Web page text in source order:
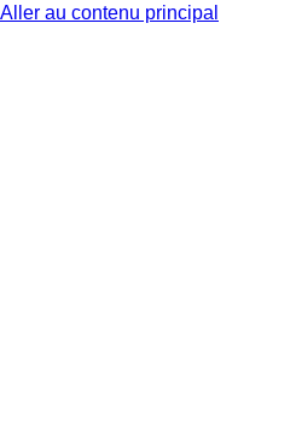
Aller au contenu principal